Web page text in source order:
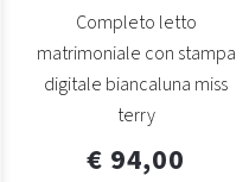
Completo letto
matrimoniale con stampa
digitale biancaluna miss
terry
€ 94,00